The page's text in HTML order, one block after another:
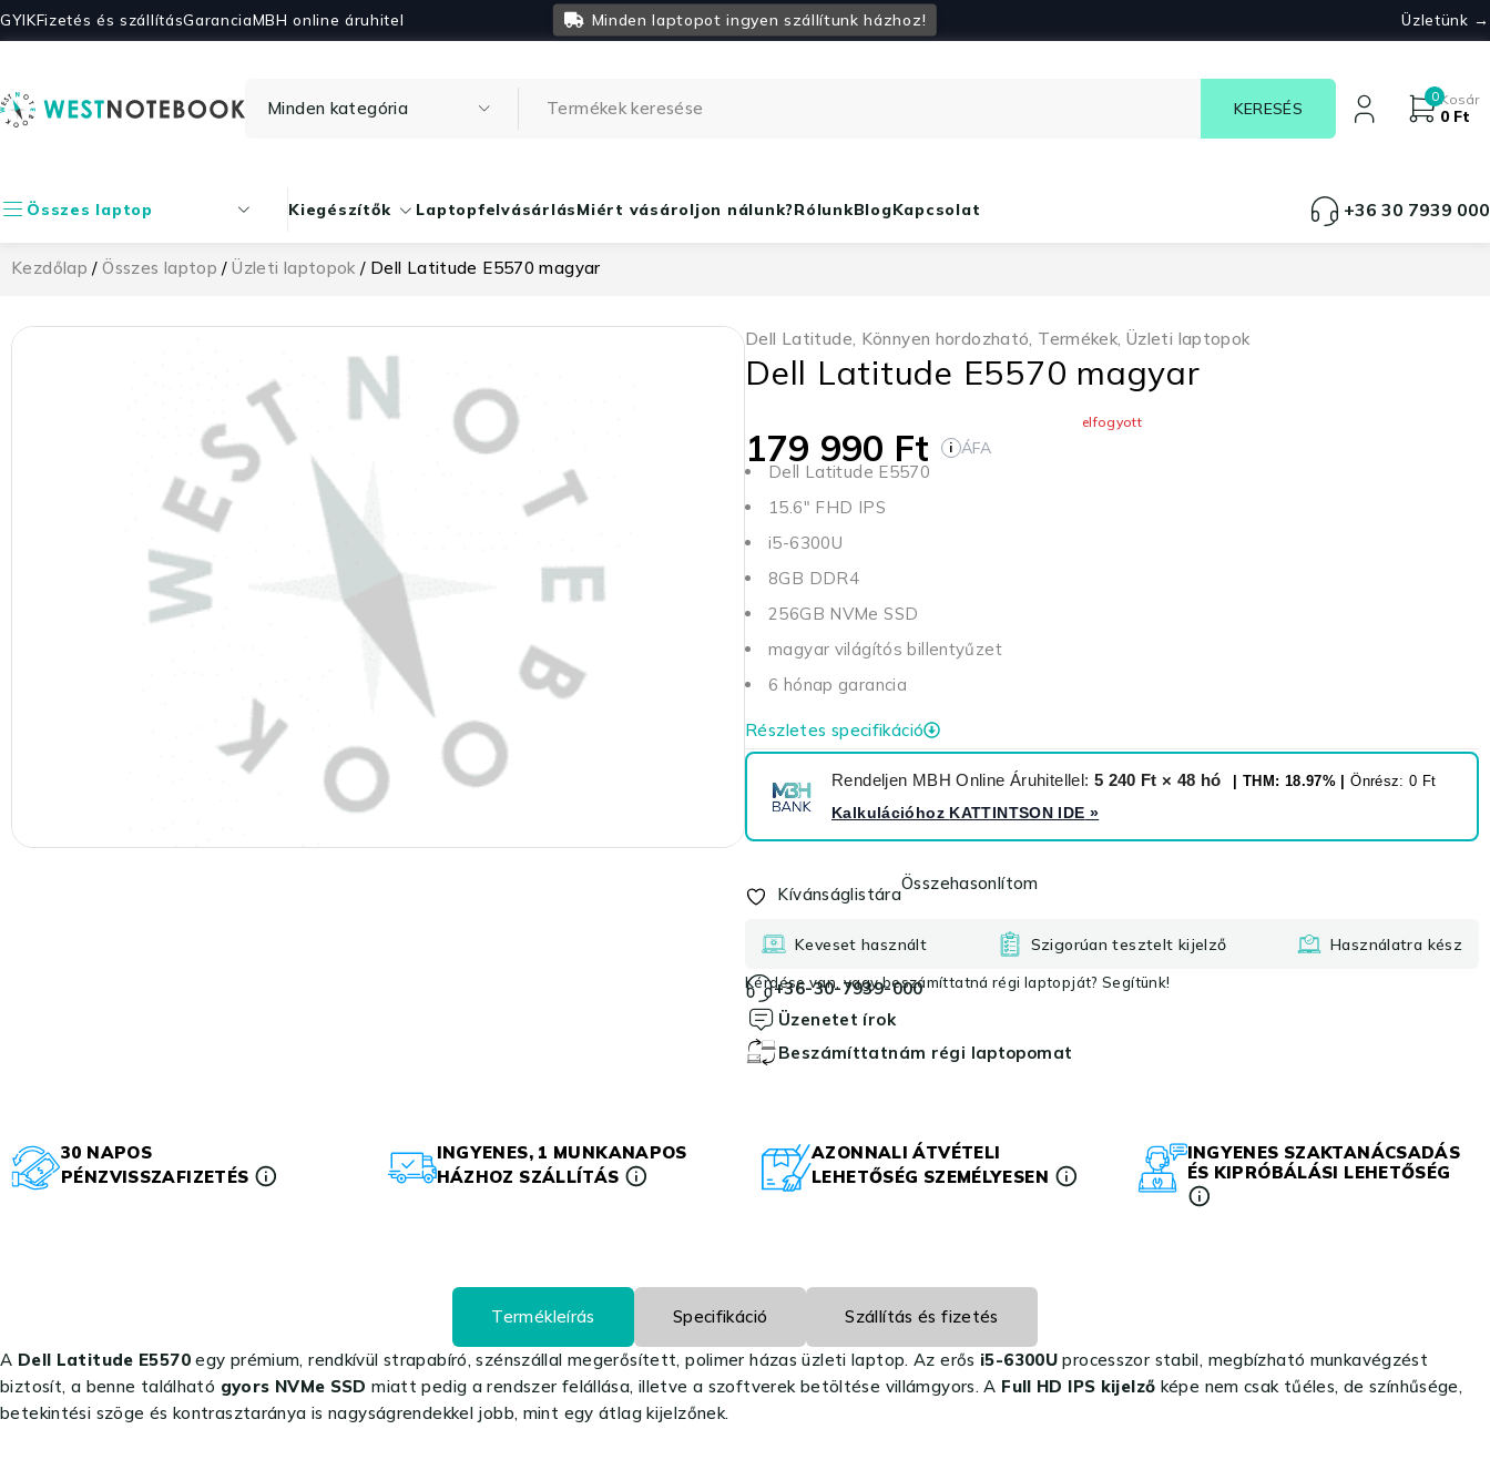
GYIKFizetés és szállításGarancia Minden laptopot ingyen szállítunk házhoz!
MBH online áruhitel Üzletünk →
0Kosár
0 Ft
Összes laptop Kiegészítők LaptopfelvásárlásMiért vásároljon nálunk?RólunkBlogKapcsolat +36 30 7939 000
Kezdőlap /Összes laptop /Üzleti laptopok / Dell Latitude E5570 magyar
Dell Latitude, Könnyen hordozható, Termékek, Üzleti laptopok
Dell Latitude E5570 magyar
elfogyott
179 990 Ft i ÁFA
Dell Latitude E5570
15.6" FHD IPS
i5-6300U
8GB DDR4
256GB NVMe SSD
magyar világítós billentyűzet
6 hónap garancia
Részletes specifikáció
Rendeljen MBH Online Áruhitellel: 5 240 Ft × 48 hó | THM: 18.97% |Önrész: 0 Ft
Kalkulációhoz KATTINTSON IDE »
Kívánságlistára
Összehasonlítom
Keveset használt Szigorúan tesztelt kijelző Használatra kész
Kérdése van, vagy beszámíttatná régi laptopját? Segítünk!
+36-30-7939-000
Üzenetet írok
Beszámíttatnám régi laptopomat
30 NAPOS
PÉNZVISSZAFIZETÉS
INGYENES, 1 MUNKANAPOS
HÁZHOZ SZÁLLÍTÁS
AZONNALI ÁTVÉTELI
LEHETŐSÉG SZEMÉLYESEN
INGYENES SZAKTANÁCSADÁS
ÉS KIPRÓBÁLÁSI LEHETŐSÉG
Termékleírás Specifikáció Szállítás és fizetés
A Dell Latitude E5570egy prémium, rendkívül strapabíró, szénszállal megerősített, polimer házas üzleti laptop. Az erős i5-6300U processzor stabil, megbízható munkavégzést
biztosít, a benne található gyors NVMe SSD miatt pedig a rendszer felállása, illetve a szoftverek betöltése villámgyors. A Full HD IPS kijelző képe nem csak tűéles, de színhűsége,
betekintési szöge és kontrasztaránya is nagyságrendekkel jobb, mint egy átlag kijelzőnek.